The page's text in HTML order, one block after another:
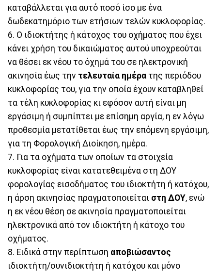
καταβάλλεται για αυτό ποσό ίσο με ένα
δωδεκατημόριο των ετήσιων τελών κυκλοφορίας.
6. Ο ιδιοκτήτης ή κάτοχος του οχήματος που έχει
κάνει χρήση του δικαιώματος αυτού υποχρεούται
να θέσει εκ νέου το όχημά του σε ηλεκτρονική
ακινησία έως την τελευταία ημέρα της περιόδου
κυκλοφορίας του, για την οποία έχουν καταβληθεί
τα τέλη κυκλοφορίας κι εφόσον αυτή είναι μη
εργάσιμη ή συμπίπτει με επίσημη αργία, η εν λόγω
προθεσμία μετατίθεται έως την επόμενη εργάσιμη,
για τη Φορολογική Διοίκηση, ημέρα.
7. Για τα οχήματα των οποίων τα στοιχεία
κυκλοφορίας είναι κατατεθειμένα στη ΔΟΥ
φορολογίας εισοδήματος του ιδιοκτήτη ή κατόχου,
η άρση ακινησίας πραγματοποιείται στη ΔΟΥ, ενώ
η εκ νέου θέση σε ακινησία πραγματοποιείται
ηλεκτρονικά από τον ιδιοκτήτη ή κάτοχο του
οχήματος.
8. Ειδικά στην περίπτωση αποβιώσαντος
ιδιοκτήτη/συνιδιοκτήτη ή κατόχου και μόνο